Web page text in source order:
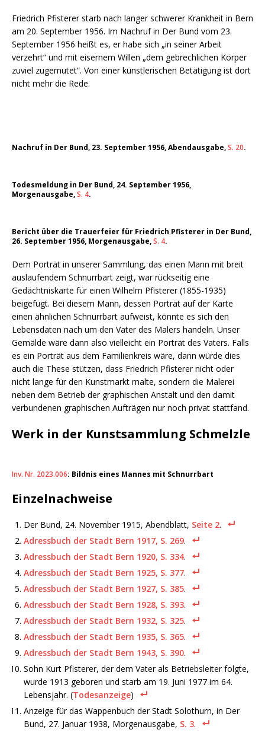
Friedrich Pfisterer starb nach langer schwerer Krankheit in Bern
am 20. September 1956. Im Nachruf in Der Bund vom 23.
September 1956 heißt es, er habe sich „in seiner Arbeit
verzehrt“ und mit eisernem Willen „dem gebrechlichen Körper
zuviel zugemutet“. Von einer künstlerischen Betätigung ist dort
nicht mehr die Rede.
Nachruf in Der Bund, 23. September 1956, Abendausgabe,S. 20.
Todesmeldung in Der Bund, 24. September 1956,
Morgenausgabe,S. 4.
Bericht über die Trauerfeier für Friedrich Pfisterer in Der Bund,
26. September 1956, Morgenausgabe,S. 4.
Dem Porträt in unserer Sammlung, das einen Mann mit breit
auslaufendem Schnurrbart zeigt, war rückseitig eine
Gedächtniskarte für einen Wilhelm Pfisterer (1855-1935)
beigefügt. Bei diesem Mann, dessen Porträt auf der Karte
einen ähnlichen Schnurrbart aufweist, könnte es sich den
Lebensdaten nach um den Vater des Malers handeln. Unser
Gemälde wäre dann also vielleicht ein Porträt des Vaters. Falls
es ein Porträt aus dem Familienkreis wäre, dann würde dies
auch die These stützen, dass Friedrich Pfisterer nicht oder
nicht lange für den Kunstmarkt malte, sondern die Malerei
neben dem Betrieb der graphischen Anstalt und den damit
verbundenen graphischen Aufträgen nur noch privat stattfand.
Werk in der Kunstsammlung Schmelzle
Inv. Nr. 2023.006: Bildnis eines Mannes mit Schnurrbart
Einzelnachweise
Der Bund, 24. November 1915, Abendblatt, Seite 2.
Adressbuch der Stadt Bern 1917, S. 269.
Adressbuch der Stadt Bern 1920, S. 334.
Adressbuch der Stadt Bern 1925, S. 377.
Adressbuch der Stadt Bern 1927, S. 385.
Adressbuch der Stadt Bern 1928, S. 393.
Adressbuch der Stadt Bern 1932, S. 325.
Adressbuch der Stadt Bern 1935, S. 365.
Adressbuch der Stadt Bern 1943, S. 390.
Sohn Kurt Pfisterer, der dem Vater als Betriebsleiter folgte,
wurde 1913 geboren und starb am 19. Juni 1977 im 64.
Lebensjahr. (Todesanzeige)
Anzeige für das Wappenbuch der Stadt Solothurn, in Der
Bund, 27. Januar 1938, Morgenausgabe, S. 3.